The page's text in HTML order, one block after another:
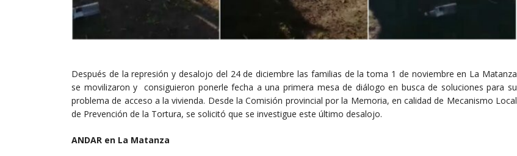
Después de la represión y desalojo del 24 de diciembre las familias de la toma 1 de noviembre en La Matanza
se movilizaron y consiguieron ponerle fecha a una primera mesa de diálogo en busca de soluciones para su
problema de acceso a la vivienda. Desde la Comisión provincial por la Memoria, en calidad de Mecanismo Local
de Prevención de la Tortura, se solicitó que se investigue este último desalojo.
ANDAR en La Matanza